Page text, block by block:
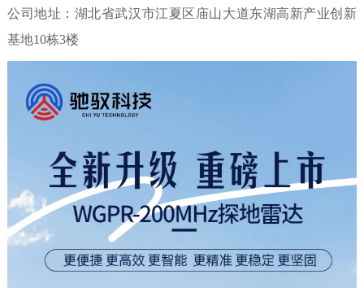
公司地址：湖北省武汉市江夏区庙山大道东湖高新产业创新
基地10栋3楼